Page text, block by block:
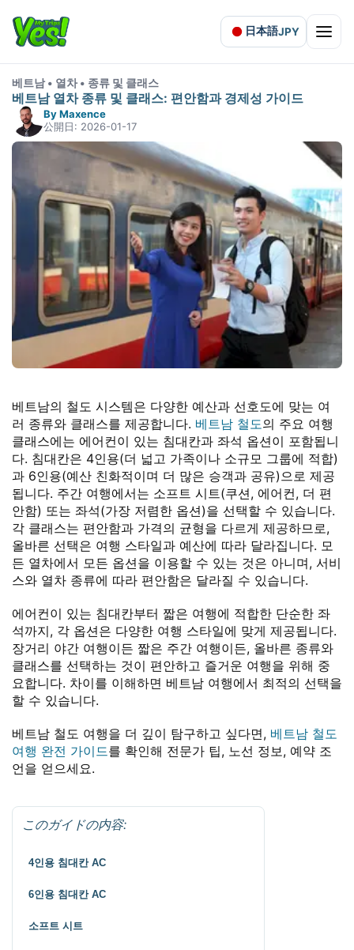
日本語JPY Open
베트남 • 열차 • 종류 및 클래스
베트남 열차 종류 및 클래스: 편안함과 경제성 가이드
By Maxence
公開日: 2026-01-17
베트남의 철도 시스템은 다양한 예산과 선호도에 맞는 여
러 종류와 클래스를 제공합니다. 베트남 철도의 주요 여행
클래스에는 에어컨이 있는 침대칸과 좌석 옵션이 포함됩니
다. 침대칸은 4인용(더 넓고 가족이나 소규모 그룹에 적합)
과 6인용(예산 친화적이며 더 많은 승객과 공유)으로 제공
됩니다. 주간 여행에서는 소프트 시트(쿠션, 에어컨, 더 편
안함) 또는 좌석(가장 저렴한 옵션)을 선택할 수 있습니다.
각 클래스는 편안함과 가격의 균형을 다르게 제공하므로,
올바른 선택은 여행 스타일과 예산에 따라 달라집니다. 모
든 열차에서 모든 옵션을 이용할 수 있는 것은 아니며, 서비
스와 열차 종류에 따라 편안함은 달라질 수 있습니다.
에어컨이 있는 침대칸부터 짧은 여행에 적합한 단순한 좌
석까지, 각 옵션은 다양한 여행 스타일에 맞게 제공됩니다.
장거리 야간 여행이든 짧은 주간 여행이든, 올바른 종류와
클래스를 선택하는 것이 편안하고 즐거운 여행을 위해 중
요합니다. 차이를 이해하면 베트남 여행에서 최적의 선택을
할 수 있습니다.
베트남 철도 여행을 더 깊이 탐구하고 싶다면, 베트남 철도
여행 완전 가이드를 확인해 전문가 팁, 노선 정보, 예약 조
언을 얻으세요.
このガイドの内容:
4인용 침대칸 AC
6인용 침대칸 AC
소프트 시트